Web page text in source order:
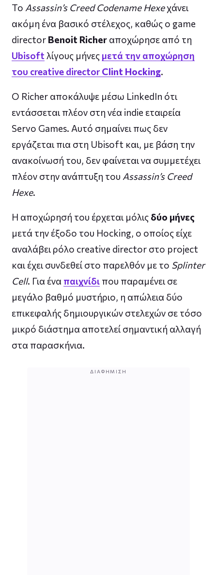
Το Assassin’s Creed Codename Hexeχάνει
ακόμη ένα βασικό στέλεχος, καθώς ο game
director Benoit Richer αποχώρησε από τη
Ubisoft λίγους μήνες μετά την αποχώρηση
του creative director Clint Hocking.
Ο Richer αποκάλυψε μέσω LinkedIn ότι
εντάσσεται πλέον στη νέα indie εταιρεία
Servo Games. Αυτό σημαίνει πως δεν
εργάζεται πια στη Ubisoft και, με βάση την
ανακοίνωσή του, δεν φαίνεται να συμμετέχει
πλέον στην ανάπτυξη του Assassin’s Creed
Hexe.
Η αποχώρησή του έρχεται μόλις δύο μήνες
μετά την έξοδο του Hocking, ο οποίος είχε
αναλάβει ρόλο creative director στο project
και έχει συνδεθεί στο παρελθόν με το Splinter
Cell. Για ένα παιχνίδι που παραμένει σε
μεγάλο βαθμό μυστήριο, η απώλεια δύο
επικεφαλής δημιουργικών στελεχών σε τόσο
μικρό διάστημα αποτελεί σημαντική αλλαγή
στα παρασκήνια.
ΔΙΑΦΉΜΙΣΗ